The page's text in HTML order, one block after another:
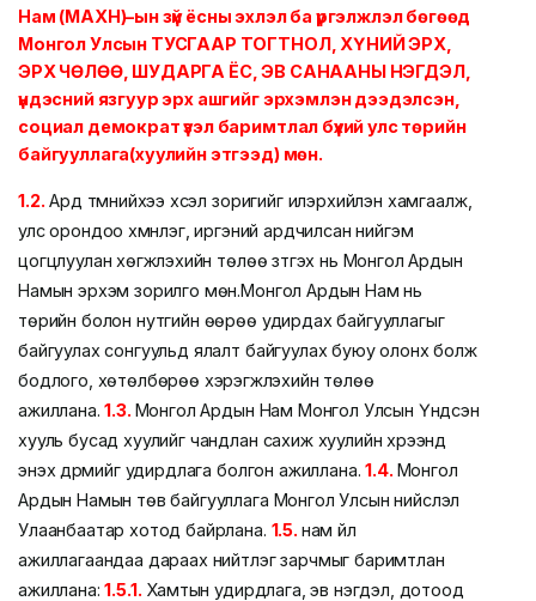
Нам (МАХН)–ын зүй ёсны эхлэл ба үргэлжлэл бөгөөд
Монгол Улсын ТУСГААР ТОГТНОЛ, ХҮНИЙ ЭРХ,
ЭРХ ЧӨЛӨӨ, ШУДАРГА ЁС, ЭВ САНААНЫ НЭГДЭЛ,
үндэсний язгуур эрх ашгийг эрхэмлэн дээдэлсэн,
социал демократ үзэл баримтлал бүхий улс төрийн
байгууллага(хуулийн этгээд) мөн.
1.2. Ард түмнийхээ хүсэл зоригийг илэрхийлэн хамгаалж,
улс орондоо хүмүүнлэг, иргэний ардчилсан нийгэм
цогцлуулан хөгжүүлэхийн төлөө зүтгэх нь Монгол Ардын
Намын эрхэм зорилго мөн.Монгол Ардын Нам нь
төрийн болон нутгийн өөрөө удирдах байгууллагыг
байгуулах сонгуульд ялалт байгуулах буюу олонх болж
бодлого, хөтөлбөрөө хэрэгжүүлэхийн төлөө
ажиллана. 1.3. Монгол Ардын Нам Монгол Улсын Үндсэн
хууль бусад хуулийг чандлан сахиж хуулийн хүрээнд
энэхүү дүрмийг удирдлага болгон ажиллана. 1.4. Монгол
Ардын Намын төв байгууллага Монгол Улсын нийслэл
Улаанбаатар хотод байрлана. 1.5. нам үйл
ажиллагаандаа дараах нийтлэг зарчмыг баримтлан
ажиллана: 1.5.1. Хамтын удирдлага, эв нэгдэл, дотоод